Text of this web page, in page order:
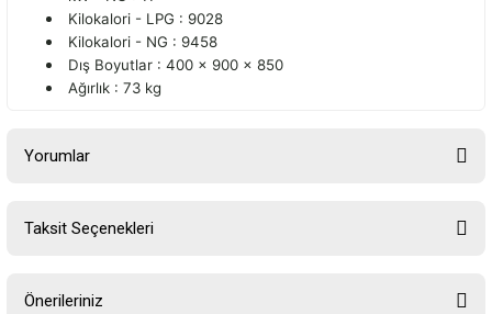
Kilokalori - LPG : 9028
Kilokalori - NG : 9458
Dış Boyutlar : 400 x 900 x 850
Ağırlık : 73 kg
Yorumlar
Taksit Seçenekleri
Önerileriniz